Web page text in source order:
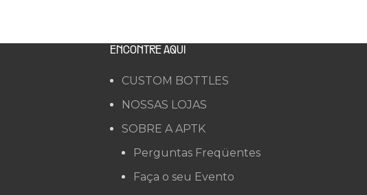
ENCONTRE AQUI
CUSTOM BOTTLES
NOSSAS LOJAS
SOBRE A APTK
Perguntas Freqüentes
Faça o seu Evento